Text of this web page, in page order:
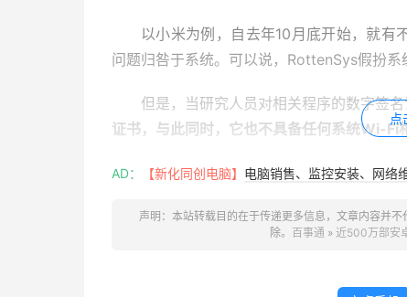
以小米为例，自去年10月底开始，就有
问题归咎于系统。可以说，RottenSys假扮系
但是，当研究人员对相关程序的数字签
证书，与此同时，它也不具备任何系统Wi-Fi
既然不是系统自带的，那恶意程序又是
CheckPoint的研究人员在对“系统WIFI
意软件很可能安装于手机出厂之后、用户购
据CheckPoint透露，几乎一半的受感染
点
AD： 【新化同创电脑】 电脑销售、监控安装、网
声明：本站转载目的在于传递更多信息，文章内容并
除。 百事通 » 近500万部安